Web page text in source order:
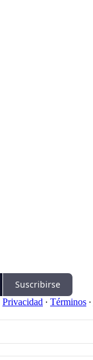
Suscribirse
Privacidad ∙ Términos ∙